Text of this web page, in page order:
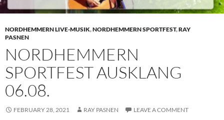
NORDHEMMERN LIVE-MUSIK,NORDHEMMERN SPORTFEST,RAY
PASNEN
NORDHEMMERN
SPORTFEST AUSKLANG
06.08.
FEBRUARY 28, 2021 RAY PASNEN LEAVE A COMMENT